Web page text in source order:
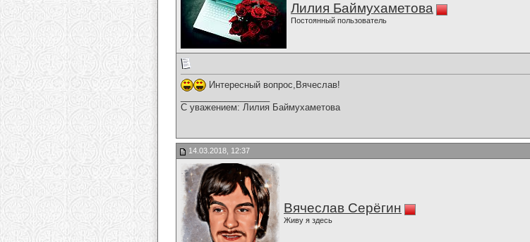
Лилия Баймухаметова
Постоянный пользователь
Интересный вопрос,Вячеслав!
С уважением: Лилия Баймухаметова
14.03.2018, 12:37
Вячеслав Серёгин
Живу я здесь